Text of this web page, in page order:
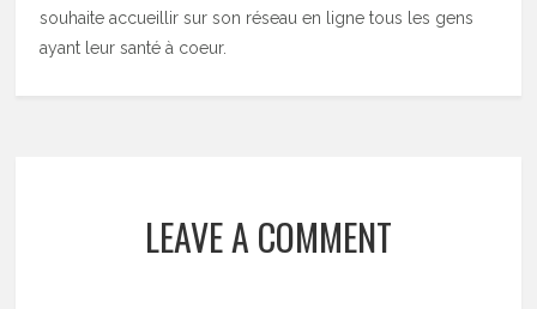
souhaite accueillir sur son réseau en ligne tous les gens
ayant leur santé à coeur.
LEAVE A COMMENT